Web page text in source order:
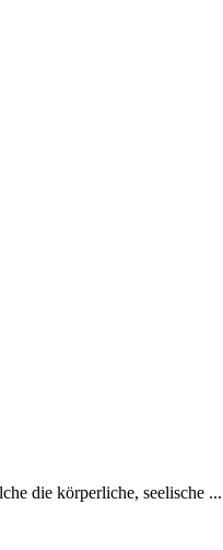
die körperliche, seelische ...